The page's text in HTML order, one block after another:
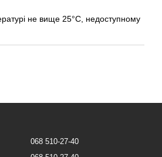
не вище 25°С, недоступному
068 510-27-40